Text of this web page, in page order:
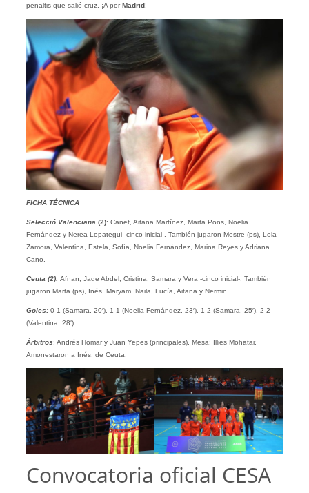
penaltis que salió cruz. ¡A porMadrid!
FICHA TÉCNICA
Selecció Valenciana (2): Canet, Aitana Martínez, Marta Pons, Noelia
Fernández y Nerea Lopategui -cinco inicial-. También jugaron Mestre (ps), Lola
Zamora, Valentina, Estela, Sofía, Noelia Fernández, Marina Reyes y Adriana
Cano.
Ceuta (2):Afnan, Jade Abdel, Cristina, Samara y Vera -cinco inicial-. También
jugaron Marta (ps), Inés, Maryam, Naila, Lucía, Aitana y Nermin.
Goles:0-1 (Samara, 20′), 1-1 (Noelia Fernández, 23′), 1-2 (Samara, 25′), 2-2
(Valentina, 28′).
Árbitros: Andrés Homar y Juan Yepes (principales). Mesa: Illies Mohatar.
Amonestaron a Inés, de Ceuta.
Convocatoria oficial CESA